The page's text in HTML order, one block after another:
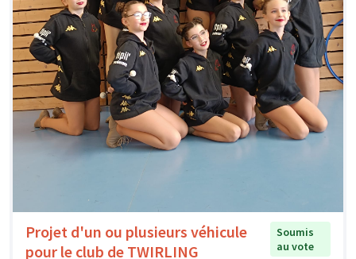
Projet d'un ou plusieurs véhicule
pour le club de TWIRLING
Soumis
au vote